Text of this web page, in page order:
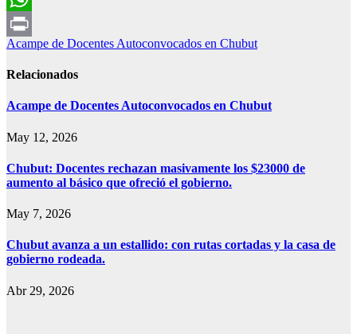
WhatsApp
Print
Navegación
de
Acampe de Docentes Autoconvocados en Chubut
Relacionados
Acampe de Docentes Autoconvocados en Chubut
May 12, 2026
Chubut: Docentes rechazan masivamente los $23000 de
aumento al básico que ofreció el gobierno.
May 7, 2026
Chubut avanza a un estallido: con rutas cortadas y la casa de
gobierno rodeada.
Abr 29, 2026